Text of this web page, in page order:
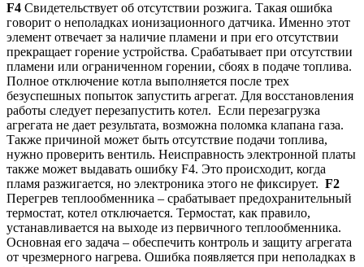
F4 Свидетельствует об отсутствии розжига. Такая ошибка
говорит о неполадках ионизационного датчика. Именно этот
элемент отвечает за наличие пламени и при его отсутствии
прекращает горение устройства. Срабатывает при отсутствии
пламени или ограниченном горении, сбоях в подаче топлива.
Полное отключение котла выполняется после трех
безуспешных попыток запустить агрегат. Для восстановления
работы следует перезапустить котел. Если перезагрузка
агрегата не дает результата, возможна поломка клапана газа.
Также причиной может быть отсутствие подачи топлива,
нужно проверить вентиль. Неисправность электронной платы
также может выдавать ошибку F4. Это происходит, когда
пламя разжигается, но электроника этого не фиксирует. F2
Перегрев теплообменника – срабатывает предохранительный
термостат, котел отключается. Термостат, как правило,
устанавливается на выходе из первичного теплообменника.
Основная его задача – обеспечить контроль и защиту агрегата
от чрезмерного нагрева. Ошибка появляется при неполадках в